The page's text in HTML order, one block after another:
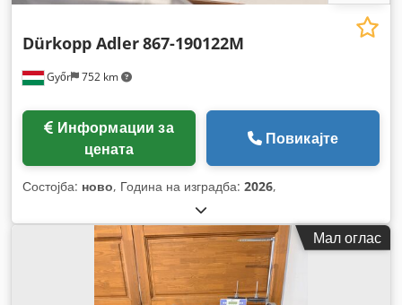
Győr 752 km
Dürkopp Adler867-190122M
цената
Повикајте
Состојба: ново, Година на изградба: 2026,
Мал оглас